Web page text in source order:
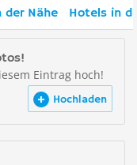
der Nähe Hotels in
Eintrag hoch!
Hochladen